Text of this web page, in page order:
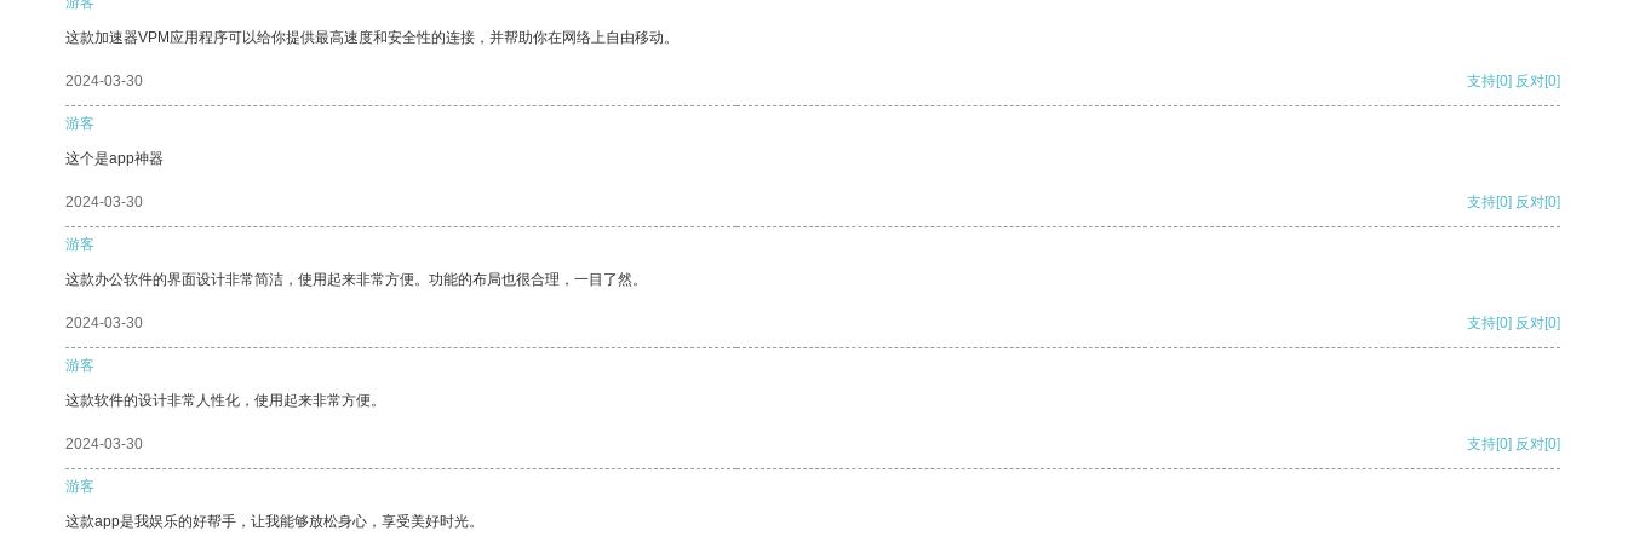
这款加速器VPM应用程序可以给你提供最高速度和安全性的连接，并帮助你在网络上自由移动。
2024-03-30 支持[0] 反对[0]
游客
这个是app神器
2024-03-30 支持[0] 反对[0]
游客
这款办公软件的界面设计非常简洁，使用起来非常方便。功能的布局也很合理，一目了然。
2024-03-30 支持[0] 反对[0]
游客
这款软件的设计非常人性化，使用起来非常方便。
2024-03-30 支持[0] 反对[0]
游客
这款app是我娱乐的好帮手，让我能够放松身心，享受美好时光。